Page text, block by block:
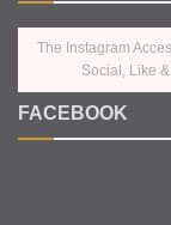
The Instagram
Social, Like
FACEBOOK